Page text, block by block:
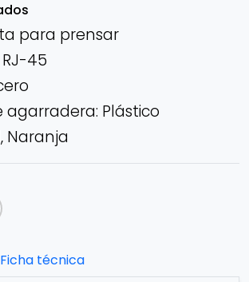
para prensar
RJ-45
agarradera: Plástico
Naranja
Ficha técnica